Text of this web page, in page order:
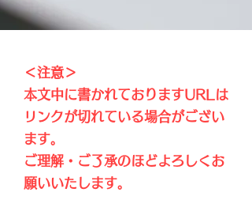
＜注意＞
本文中に書かれておりますURLは
リンクが切れている場合がござい
ます。
ご理解・ご了承のほどよろしくお
願いいたします。